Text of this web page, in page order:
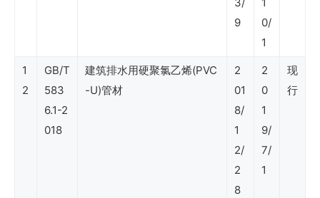
（石
9
0/
1
1
2
GB/T
583
6.1-2
018
建筑排水用硬聚氯乙烯(PVC
-U)管材
2
01
8/
1
2/
2
8
2
0
1
9/
7/
1
现
行